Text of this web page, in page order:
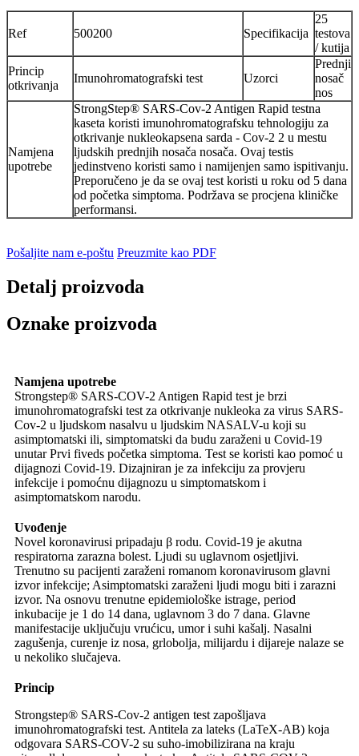
Ref 500200 Specifikacija
25
testova
/ kutija
Princip
otkrivanja
Imunohromatografski test Uzorci
Prednji
nosač
nos
Namjena
upotrebe
StrongStep® SARS-Cov-2 Antigen Rapid testna
kaseta koristi imunohromatografsku tehnologiju za
otkrivanje nukleokapsena sarda - Cov-2 2 u mestu
ljudskih prednjih nosača nosača. Ovaj testis
jedinstveno koristi samo i namijenjen samo ispitivanju.
Preporučeno je da se ovaj test koristi u roku od 5 dana
od početka simptoma. Podržava se procjena kliničke
performansi.
Pošaljite nam e-poštu Preuzmite kao PDF
Detalj proizvoda
Oznake proizvoda
Namjena upotrebe
Strongstep® SARS-COV-2 Antigen Rapid test je brzi
imunohromatografski test za otkrivanje nukleoka za virus SARS-
Cov-2 u ljudskom nasalvu u ljudskim NASALV-u koji su
asimptomatski ili, simptomatski da budu zaraženi u Covid-19
unutar Prvi fiveds početka simptoma. Test se koristi kao pomoć u
dijagnozi Covid-19. Dizajniran je za infekciju za provjeru
infekcije i pomoćnu dijagnozu u simptomatskom i
asimptomatskom narodu.
Uvođenje
Novel koronavirusi pripadaju β rodu. Covid-19 je akutna
respiratorna zarazna bolest. Ljudi su uglavnom osjetljivi.
Trenutno su pacijenti zaraženi romanom koronavirusom glavni
izvor infekcije; Asimptomatski zaraženi ljudi mogu biti i zarazni
izvor. Na osnovu trenutne epidemiološke istrage, period
inkubacije je 1 do 14 dana, uglavnom 3 do 7 dana. Glavne
manifestacije uključuju vrućicu, umor i suhi kašalj. Nasalni
zagušenja, curenje iz nosa, grlobolja, milijardu i dijareje nalaze se
u nekoliko slučajeva.
Princip
Strongstep® SARS-Cov-2 antigen test zapošljava
imunohromatografski test. Antitela za lateks (LaTeX-AB) koja
odgovara SARS-COV-2 su suho-imobilizirana na kraju